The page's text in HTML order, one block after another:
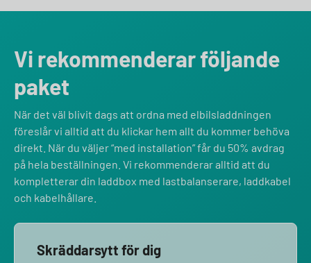
Vi rekommenderar följande
paket
När det väl blivit dags att ordna med elbilsladdningen
föreslår vi alltid att du klickar hem allt du kommer behöva
direkt. När du väljer “med installation” får du 50% avdrag
på hela beställningen. Vi rekommenderar alltid att du
kompletterar din laddbox med lastbalanserare, laddkabel
och kabelhållare.
Skräddarsytt för dig